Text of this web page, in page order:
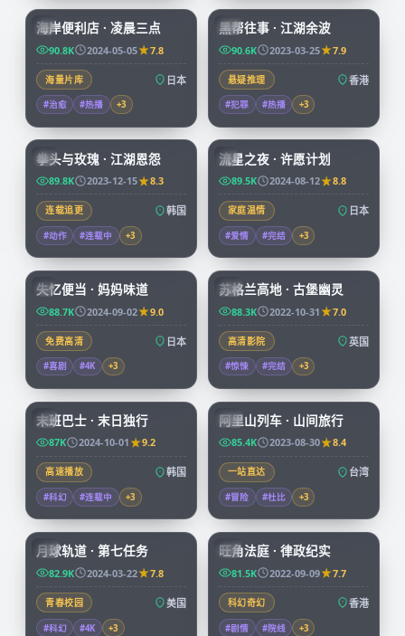
JP
海岸便利店 · 凌晨三点
90.8K 2024-05-05 7.8
海量片库 日本
#治愈 #热播 +3
HK
黑帮往事 · 江湖余波
90.6K 2023-03-25 7.9
悬疑推理 香港
#犯罪 #热播 +3
KR
拳头与玫瑰 · 江湖恩怨
89.8K 2023-12-15 8.3
连载追更 韩国
#动作 #连载中 +3
JP
流星之夜 · 许愿计划
89.5K 2024-08-12 8.8
家庭温情 日本
#爱情 #完结 +3
JP
59:19
失忆便当 · 妈妈味道
88.7K 2024-09-02 9.0
免费高清 日本
#喜剧 #4K +3
CN
99:39
苏格兰高地 · 古堡幽灵
88.3K 2022-10-31 7.0
高清影院 英国
#惊悚 #完结 +3
KR
末班巴士 · 末日独行
87K 2024-10-01 9.2
高速播放 韩国
#科幻 #连载中 +3
TW
阿里山列车 · 山间旅行
85.4K 2023-08-30 8.4
一站直达 台湾
#冒险 #杜比 +3
CN
99:57
月球轨道 · 第七任务
82.9K 2024-03-22 7.8
青春校园 美国
#科幻 #4K +3
HK
45:15
旺角法庭 · 律政纪实
81.5K 2022-09-09 7.7
科幻奇幻 香港
#剧情 #院线 +3